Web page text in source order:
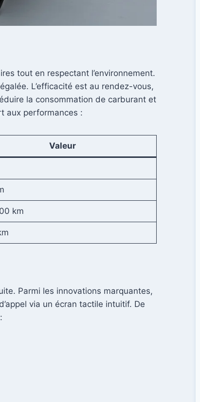
tout en respectant l’environnement.
L’efficacité est au rendez-vous,
la consommation de carburant et
aux performances :
Valeur
km
Parmi les innovations marquantes,
via un écran tactile intuitif. De